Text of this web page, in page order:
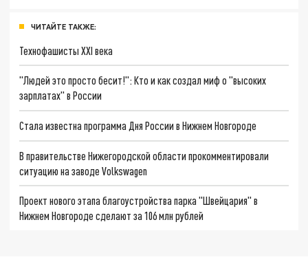
ЧИТАЙТЕ ТАКЖЕ:
Технофашисты XXI века
"Людей это просто бесит!": Кто и как создал миф о "высоких
зарплатах" в России
Стала известна программа Дня России в Нижнем Новгороде
В правительстве Нижегородской области прокомментировали
ситуацию на заводе Volkswagen
Проект нового этапа благоустройства парка "Швейцария" в
Нижнем Новгороде сделают за 106 млн рублей